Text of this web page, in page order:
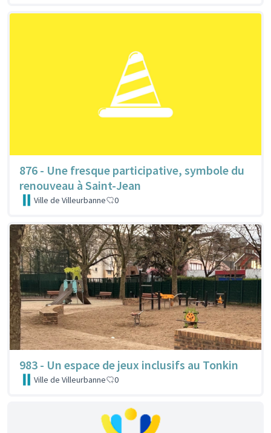
876 - Une fresque participative, symbole du
renouveau à Saint-Jean
Ville de Villeurbanne 0
983 - Un espace de jeux inclusifs au Tonkin
Ville de Villeurbanne 0